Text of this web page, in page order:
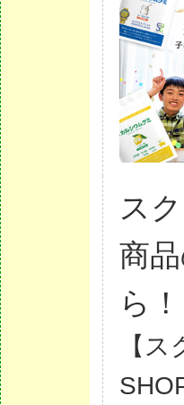
ス
商
ら！
【